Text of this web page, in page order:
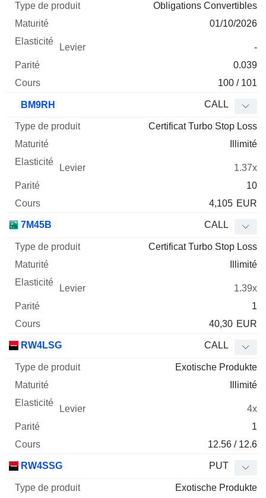
Obligations Convertibles
01/10/2026
-
0.039
100 / 101
BM9RH CALL
Certificat Turbo Stop Loss
Illimité
1.37x
10
4,105 EUR
7M45B CALL
Certificat Turbo Stop Loss
Illimité
1.39x
1
40,30 EUR
RW4LSG CALL
Exotische Produkte
Illimité
4x
1
12.56 / 12.6
RW4SSG PUT
Exotische Produkte